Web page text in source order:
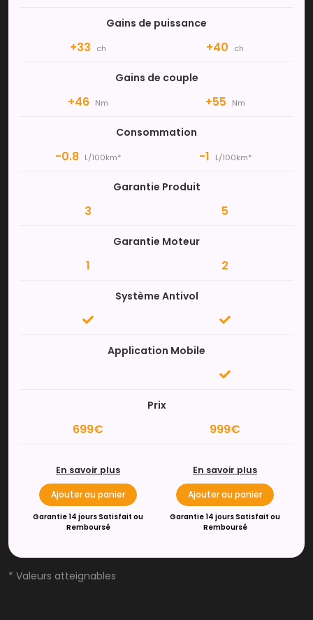
Gains de puissance
+33 ch +40 ch
Gains de couple
+46 Nm +55 Nm
Consommation
-0.8 L/100km* -1 L/100km*
Garantie Produit
3 5
Garantie Moteur
1 2
Système Antivol
Application Mobile
Prix
699€ 999€
En savoir plus
Ajouter au panier
Garantie 14 jours Satisfait ou
Remboursé
En savoir plus
Ajouter au panier
Garantie 14 jours Satisfait ou
Remboursé
* Valeurs atteignables